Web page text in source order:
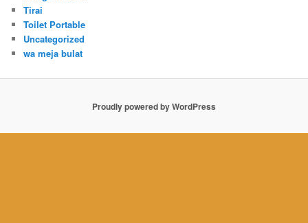
Tirai
Toilet Portable
Uncategorized
wa meja bulat
Proudly powered by WordPress